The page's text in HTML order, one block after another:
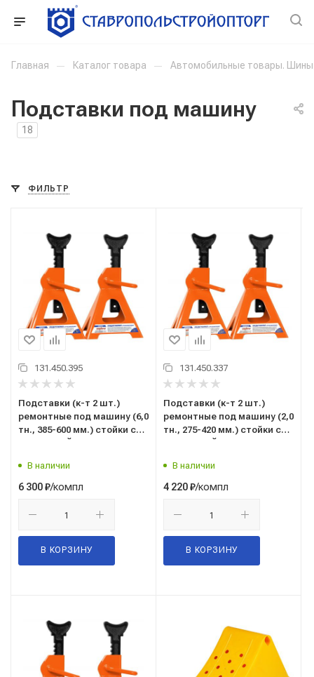
Главная — Каталог товара — Автомобильные товары. Шины
Подставки под машину
18
ФИЛЬТР
131.450.395
Подставки (к-т 2 шт.)
ремонтные под машину (6,0
тн., 385-600 мм.) стойки с
ГРЕБЕНКОЙ (пара)
(оригинал "Ombra")
"A90037V"
В наличии
6 300₽/компл
В КОРЗИНУ
131.450.337
Подставки (к-т 2 шт.)
ремонтные под машину (2,0
тн., 275-420 мм.) стойки с
ГРЕБЕНКОЙ (пара)
(оригинал "Ombra")
"A90035"
В наличии
4 220₽/компл
В КОРЗИНУ